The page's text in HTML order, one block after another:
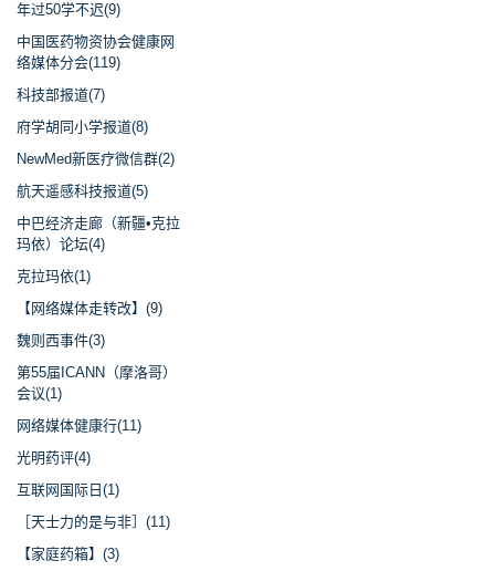
年过50学不迟(9)
中国医药物资协会健康网
络媒体分会(119)
科技部报道(7)
府学胡同小学报道(8)
NewMed新医疗微信群(2)
航天遥感科技报道(5)
中巴经济走廊（新疆•克拉
玛依）论坛(4)
克拉玛依(1)
【网络媒体走转改】(9)
魏则西事件(3)
第55届ICANN（摩洛哥）
会议(1)
网络媒体健康行(11)
光明药评(4)
互联网国际日(1)
［天士力的是与非］(11)
【家庭药箱】(3)